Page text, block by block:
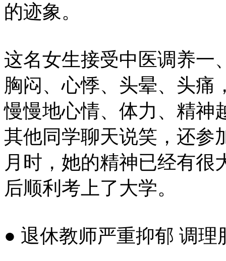
的迹象。
这名女生接受中医调养一
胸闷、心悸、头晕、头痛
慢慢地心情、体力、精神
其他同学聊天说笑，还参
月时，她的精神已经有很
后顺利考上了大学。
● 退休教师严重抑郁 调理